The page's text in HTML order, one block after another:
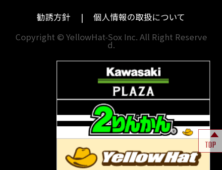
BEETフルエキ
BEETマフラー
BLACKLIMITEDBMW
BMW S1000RR Mパッケージ
BMWS1000R
BMW S1000RR
BMW フルパニアBM‘Sマフラー
BOBBERBOLTBOLT C-Spec
BOLT C-Spec ABSBOLT R-Spec
BOLTR-SpecBONNEVILLE
BONNEVILLE T100
福岡
長崎
熊本
TOP
勧誘方針
個人情報の取扱について
Copyright © YellowHat-Sox Inc. All Right Reserve
d.